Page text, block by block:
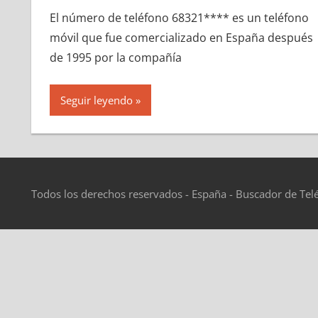
El número dе teléfono 68321**** es un teléfono
móvil quе fue comercializado en España después
dе 1995 pοr la compañía
Seguir leyendo
Todos los derechos reservados - España - Buscador de